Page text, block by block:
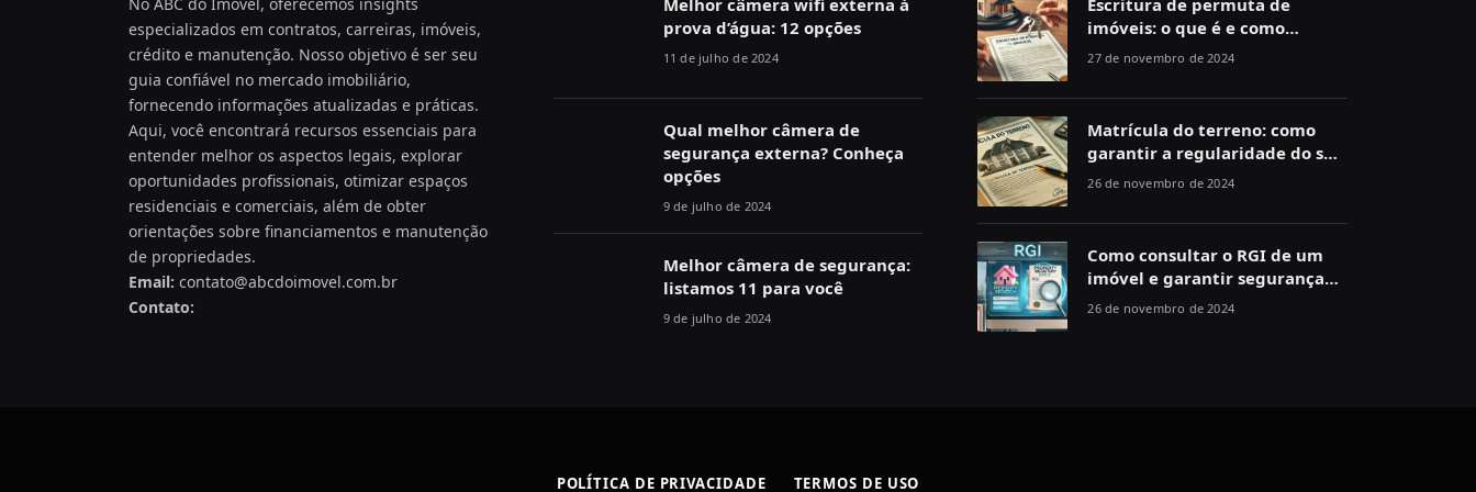
especializados em contratos, carreiras, imóveis,
crédito e manutenção. Nosso objetivo é ser seu
guia confiável no mercado imobiliário,
fornecendo informações atualizadas e práticas.
Aqui, você encontrará recursos essenciais para
entender melhor os aspectos legais, explorar
oportunidades profissionais, otimizar espaços
residenciais e comerciais, além de obter
orientações sobre financiamentos e manutenção
de propriedades.
Email: contato@abcdoimovel.com.br
Contato:
Melhor câmera wifi externa à
prova d’água: 12 opções
11 de julho de 2024
Qual melhor câmera de
segurança externa? Conheça
opções
9 de julho de 2024
Melhor câmera de segurança:
listamos 11 para você
9 de julho de 2024
Escritura de permuta de
imóveis: o que é e como
funciona
27 de novembro de 2024
Matrícula do terreno: como
garantir a regularidade do seu
imóvel
26 de novembro de 2024
Como consultar o RGI de um
imóvel e garantir segurança
jurídica
26 de novembro de 2024
POLÍTICA DE PRIVACIDADE TERMOS DE USO